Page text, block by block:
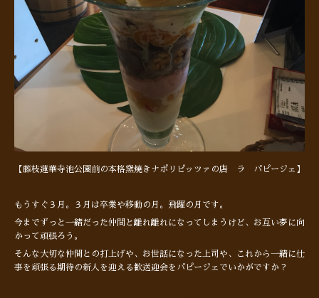
【藤枝蓮華寺池公園前の本格窯焼きナポリピッツァの店 ラ パピージェ】
もうすぐ３月。３月は卒業や移動の月。飛躍の月です。
今までずっと一緒だった仲間と離れ離れになってしまうけど、お互い夢に向
かって頑張ろう。
そんな大切な仲間との打上げや、お世話になった上司や、これから一緒に仕
事を頑張る期待の新人を迎える歓送迎会をパピージェでいかがですか？